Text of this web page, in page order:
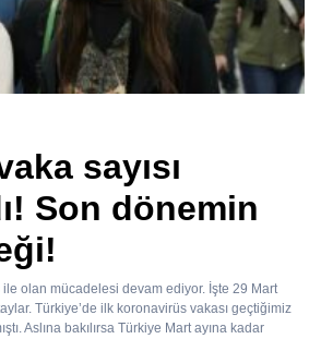
sayısı
Son dönemin
olan mücadelesi devam ediyor. İşte 29 Mart
Türkiye’de ilk koronavirüs vakası geçtiğimiz
Aslına bakılırsa Türkiye Mart ayına kadar